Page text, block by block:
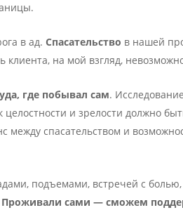
в ад.Спасательство в нашей
клиента, на мой взгляд,
где побывал сам.
и зрелости должно
между спасательством и
подъемами, встречей с болью,
Проживали сами — сможем